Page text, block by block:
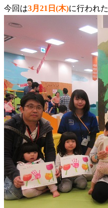
今回は3月 21日(木)に行われた